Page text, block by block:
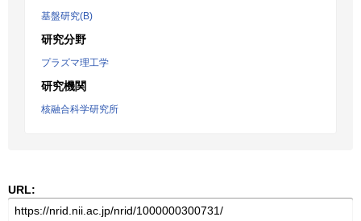
基盤研究(B)
研究分野
プラズマ理工学
研究機関
核融合科学研究所
URL: